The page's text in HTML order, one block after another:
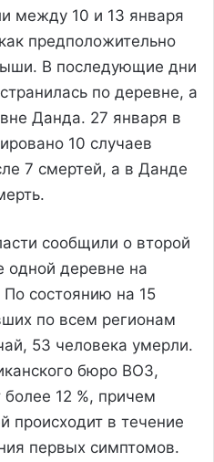
между 10 и 13 января
предположительно
В последующие дни
по деревне, а
Данда. 27 января в
10 случаев
7 смертей, а в Данде
сообщили о второй
деревне на
состоянию на 15
по всем регионам
53 человека умерли.
бюро ВОЗ,
более 12 %, причем
происходит в течение
первых симптомов.